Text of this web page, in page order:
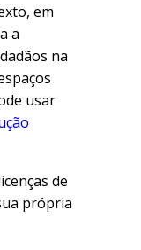
em
a
na
usar
de
própria